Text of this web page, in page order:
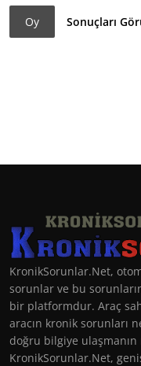
Oy Sonuçları
KronikSorunlar.Net,
sorunlar ve bu
bir platformdur. Araç
aracın kronik sorunları
doğru bilgiye
KronikSorunlar.Net,